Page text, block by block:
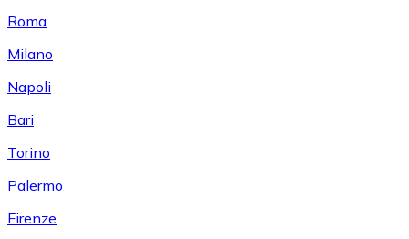
Roma
Milano
Napoli
Bari
Torino
Palermo
Firenze